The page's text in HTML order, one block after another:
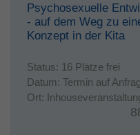
Psychosexuelle
- auf dem Weg zu
Konzept in der Kita
Status: 16 Plätze frei
Datum: Termin auf
Ort: